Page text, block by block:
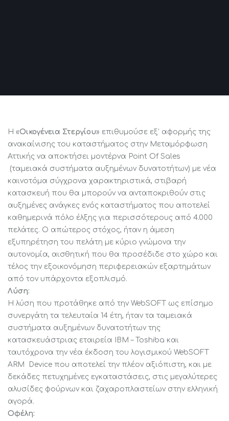
Η «Οικογένεια Στεργίου» επιθυμούσε εξ’ αφορμής της
ανακαίνισης του καταστήματος στην Μεταμόρφωση
Αττικής να αποκτήσει μοντέρνα Point Of Sales
(ταμειακά συστήματα αυξημένων δυνατοτήτων) με νέα
καινοτόμα σύγχρονα χαρακτηριστικά, στιβαρή
κατασκευή που θα μπορούν να ανταποκριθούν στις
αυξημένες ανάγκες ενός καταστήματος που αποτελεί
καθημερινά πόλο έλξης για περισσότερους από 4.000
πελάτες. Ο απώτερος στόχος, ήταν η άμεση
εξυπηρέτηση του πελάτη με κύριο γνώμονα την
αυτονομία, αισθητική που θα προσέδιδε στο χώρο και
τέλος την εξοικονόμηση περιφερειακών εξαρτημάτων
από τον υπάρχοντα εξοπλισμό.
Λύση:
Η λύση που προτάθηκε από την WebSOFT ως επίσημο
συνεργάτη τα τελευταία 14 έτη, ήταν τα ταμειακά
συστήματα αυξημένων δυνατοτήτων της
κατασκευάστριας εταιρεία IBM – Toshiba και
ταυτόχρονα την νέα έκδοση του λογισμικού WebSOFT
ARM Device που αποτελεί την πλέον αξιόπιστη, και με
δεκάδες πετυχημένες εγκαταστάσεις, στις μεγαλύτερες
αλυσίδες φούρνων και ζαχαροπλαστείων στην ελληνική
αγορά.
Οφέλη: